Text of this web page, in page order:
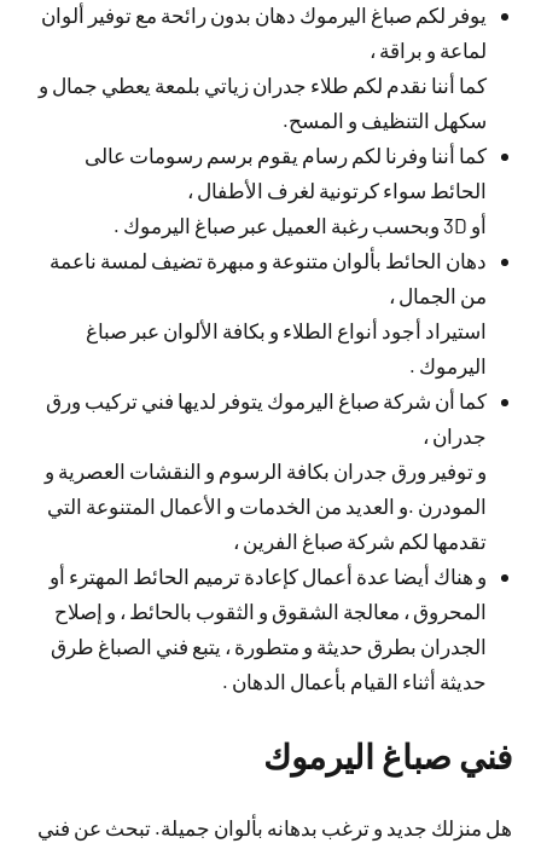
يوفر لكم صباغ اليرموك دهان بدون رائحة مع توفير ألوان
لماعة و براقة ،
كما أننا نقدم لكم طلاء جدران زياتي بلمعة يعطي جمال و
سكهل التنظيف و المسح.
كما أننا وفرنا لكم رسام يقوم برسم رسومات عالى
الحائط سواء كرتونية لغرف الأطفال ،
أو 3D وبحسب رغبة العميل عبر صباغ اليرموك .
دهان الحائط بألوان متنوعة و مبهرة تضيف لمسة ناعمة
من الجمال ،
استيراد أجود أنواع الطلاء و بكافة الألوان عبر صباغ
اليرموك .
كما أن شركة صباغ اليرموك يتوفر لديها فني تركيب ورق
جدران ،
و توفير ورق جدران بكافة الرسوم و النقشات العصرية و
المودرن .و العديد من الخدمات و الأعمال المتنوعة التي
تقدمها لكم شركة صباغ الفرين ،
و هناك أيضا عدة أعمال كإعادة ترميم الحائط المهترء أو
المحروق ، معالجة الشقوق و الثقوب بالحائط ، و إصلاح
الجدران بطرق حديثة و متطورة ، يتبع فني الصباغ طرق
حديثة أثناء القيام بأعمال الدهان .
فني صباغ اليرموك
هل منزلك جديد و ترغب بدهانه بألوان جميلة. تبحث عن فني